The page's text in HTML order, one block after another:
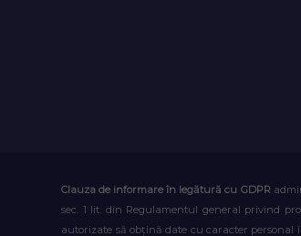
Clauza de informare în legătură cu GDPR
sec. 1 lit. din Regulamentul general privind
autorizate să obțină date cu caracter